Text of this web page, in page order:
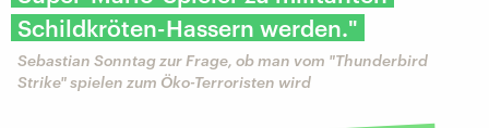
Schildkröten-Hassern werden."
Sebastian Sonntag zur Frage, ob man vom "Thunderbird
Strike" spielen zum Öko-Terroristen wird